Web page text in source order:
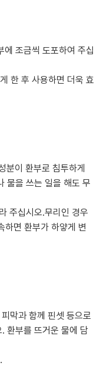
에 조금씩 도포하여 주십
한 후 사용하면 더욱 효
분이 환부로 침투하게
물을 쓰는 일을 해도 무
주십시오.무리인 경우
면 환부가 하얗게 변
막과 함께 핀셋 등으로
환부를 뜨거운 물에 담